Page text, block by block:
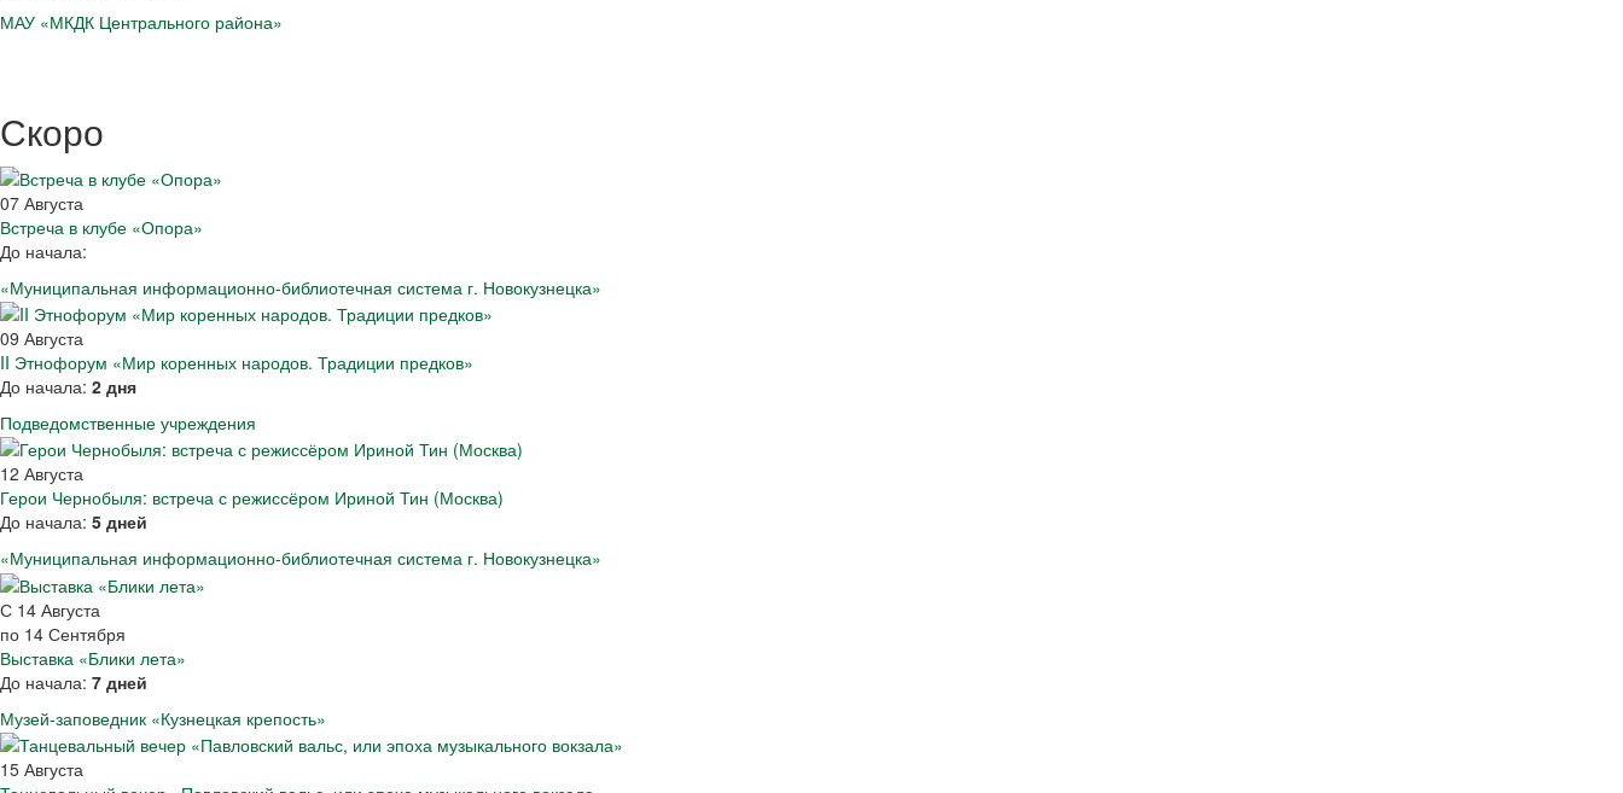
МАУ «МКДК Центрального района»
Скоро
07 Августа
Встреча в клубе «Опора»
До начала:
«Муниципальная информационно-библиотечная система г. Новокузнецка»
09 Августа
II Этнофорум «Мир коренных народов. Традиции предков»
До начала: 2 дня
Подведомственные учреждения
12 Августа
Герои Чернобыля: встреча с режиссёром Ириной Тин (Москва)
До начала: 5 дней
«Муниципальная информационно-библиотечная система г. Новокузнецка»
С 14 Августа
по 14 Сентября
Выставка «Блики лета»
До начала: 7 дней
Музей-заповедник «Кузнецкая крепость»
15 Августа